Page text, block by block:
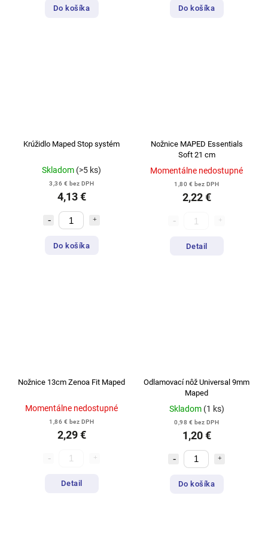
Do košíka Do košíka
Krúžidlo Maped Stop systém
Skladom (>5 ks)
3,36 € bez DPH
4,13 €
Do košíka
Nožnice MAPED Essentials
Soft 21 cm
Momentálne nedostupné
1,80 € bez DPH
2,22 €
Detail
Nožnice 13cm Zenoa Fit Maped
Momentálne nedostupné
1,86 € bez DPH
2,29 €
Detail
Odlamovací nôž Universal 9mm
Maped
Skladom (1 ks)
0,98 € bez DPH
1,20 €
Do košíka